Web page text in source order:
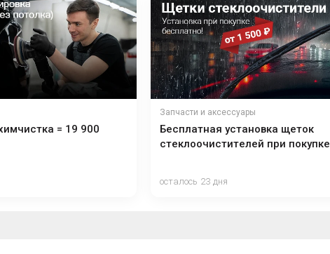
= 19 900
Запчасти и аксессуары
Бесплатная установка щеток
стеклоочистителей при покупке
осталось 23 дня